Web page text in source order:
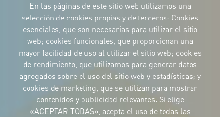
ImagenImagenImagen
IDENTIDAD CORPORATIVA
Descargue
los logotipos
y el manual
CONTACTO
Carrer Avinyó, 15
08002 Barcelona
culture@uclg.org
En las páginas de este sitio web utilizamos una
selección de cookies propias y de terceros: Cookies
esenciales, que son necesarias para utilizar el sitio
web; cookies funcionales, que proporcionan una
mayor facilidad de uso al utilizar el sitio web; cookies
de rendimiento, que utilizamos para generar datos
agregados sobre el uso del sitio web y estadísticas; y
cookies de marketing, que se utilizan para mostrar
contenidos y publicidad relevantes. Si elige
«ACEPTAR TODAS», acepta el uso de todas las